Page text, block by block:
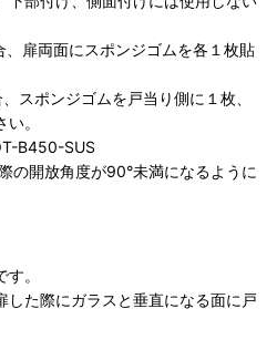
両面にスポンジゴムを各１枚貼
ポンジゴムを戸当り側に１枚、
。
B450-SUS
の開放角度が90°未満になるように
。
した際にガラスと垂直になる面に戸